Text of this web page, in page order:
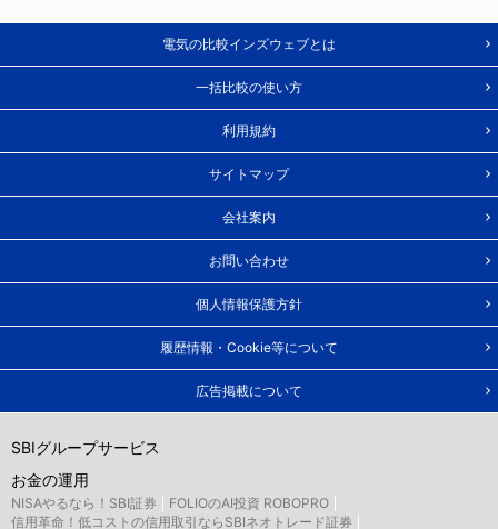
電気の比較インズウェブとは
一括比較の使い方
利用規約
サイトマップ
会社案内
お問い合わせ
個人情報保護方針
履歴情報・Cookie等について
広告掲載について
SBIグループサービス
お金の運用
NISAやるなら！SBI証券
FOLIOのAI投資 ROBOPRO
信用革命！低コストの信用取引ならSBIネオトレード証券